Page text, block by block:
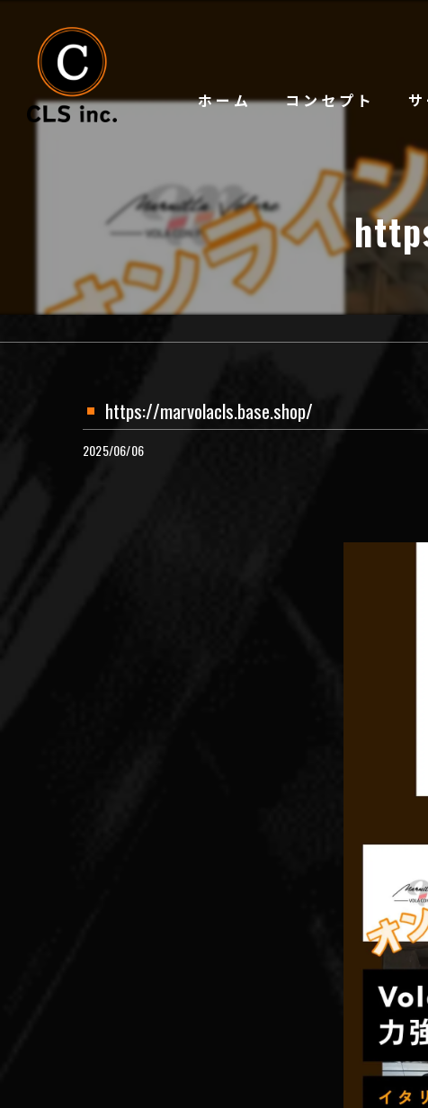
ホーム コンセプト
https://marvolacls.base.shop/
2025/06/06